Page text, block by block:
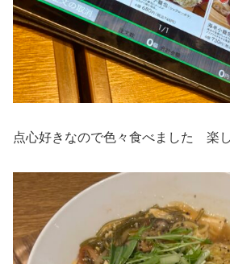
点心好きなので色々食べました 楽